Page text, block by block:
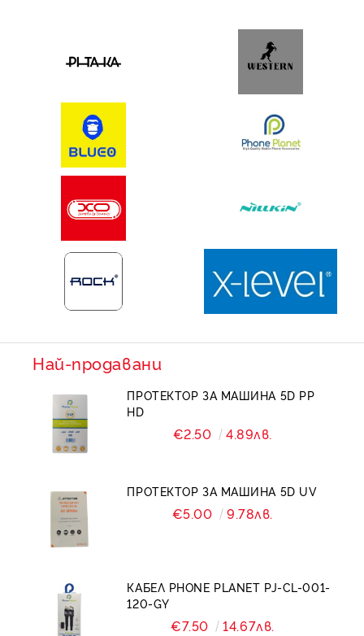
Най-продавани
ПРОТЕКТОР ЗА МАШИНА 5D PP
HD
€2.50 4.89лв.
ПРОТЕКТОР ЗА МАШИНА 5D UV
€5.00 9.78лв.
КАБЕЛ PHONE PLANET PJ-CL-001-
120-GY
€7.50 14.67лв.